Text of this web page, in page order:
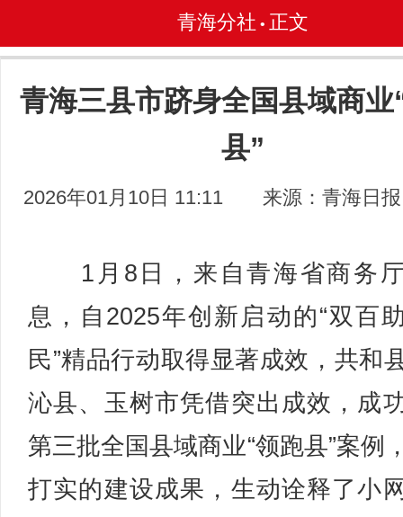
青海分社 • 正文
青海三县市跻身全国县域商业
县”
2026年01月10日 11:11 来源：青海日报
1月8日，来自青海省商务
息，自2025年创新启动的“双百
民”精品行动取得显著成效，共和
沁县、玉树市凭借突出成效，成
第三批全国县域商业“领跑县”案例
打实的建设成果，生动诠释了小